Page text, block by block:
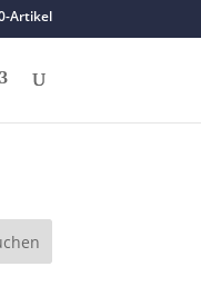
Artikel